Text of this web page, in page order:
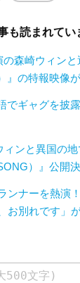
も読まれてい
森崎ウィン
』の特報映像が
でギャグを披
ンと異国の
）』公開
ナーを熱演
お別れです」